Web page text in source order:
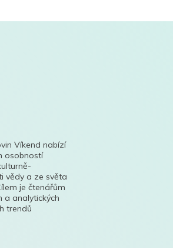
Víkend nabízí
osobností
vědy a ze světa
je čtenářům
a analytických
trendů